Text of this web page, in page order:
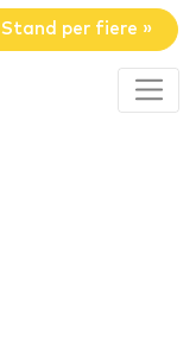
Stand per fiere »